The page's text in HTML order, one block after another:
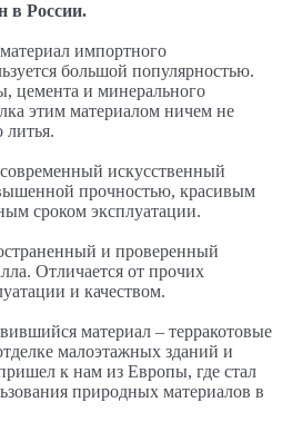
в России.
импортного
большой популярностью.
цемента и минерального
этим материалом ничем не
литья.
искусственный
прочностью, красивым
сроком эксплуатации.
и проверенный
Отличается от прочих
и качеством.
материал – терракотовые
малоэтажных зданий и
к нам из Европы, где стал
природных материалов в